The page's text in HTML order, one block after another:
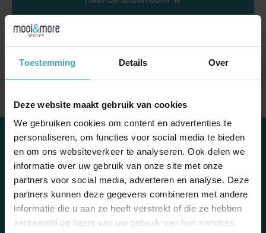
Toestemming Details Over
Deze website maakt gebruik van cookies
We gebruiken cookies om content en advertenties te
personaliseren, om functies voor social media te bieden
en om ons websiteverkeer te analyseren. Ook delen we
informatie over uw gebruik van onze site met onze
partners voor social media, adverteren en analyse. Deze
partners kunnen deze gegevens combineren met andere
informatie die u aan ze heeft verstrekt of die ze hebben
verzameld op basis van uw gebruik van hun services.
Specificaties
Merk Masiero
contact
Escudostraat 7
2991 XV Barendrecht
010 – 420 41 45
info@mooienmore.nl